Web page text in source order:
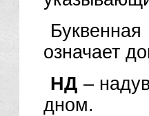
означает
НД –
дном.